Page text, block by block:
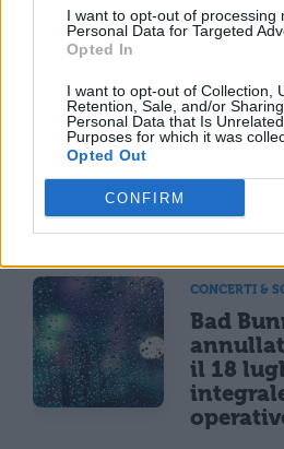
I want to opt-out of processing
Personal Data for Targeted
Opted In
I want to opt-out of Collection,
Retention, Sale, and/or
Personal Data that Is
Purposes for which it was
Opted Out
CONFIRM
dell'età
NEWS
Oltre
sei a
CONCERTI &
Bad
il 18